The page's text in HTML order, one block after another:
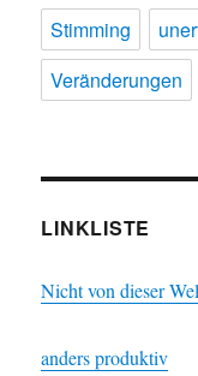
Stimming
Veränderungen
LINKLISTE
Nicht von dieser
anders produktiv